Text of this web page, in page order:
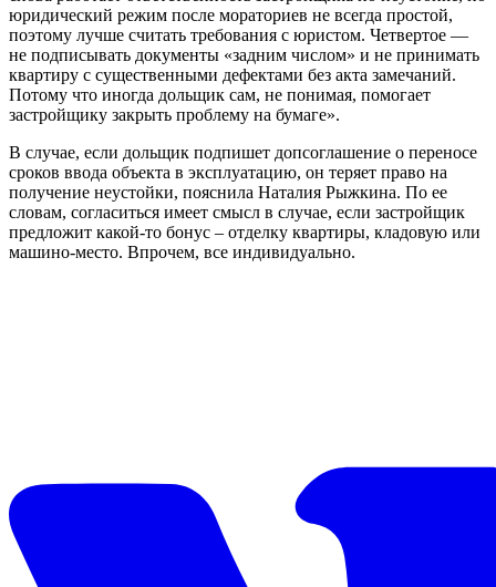
юридический режим после мораториев не всегда простой,
поэтому лучше считать требования с юристом. Четвертое —
не подписывать документы «задним числом» и не принимать
квартиру с существенными дефектами без акта замечаний.
Потому что иногда дольщик сам, не понимая, помогает
застройщику закрыть проблему на бумаге».
В случае, если дольщик подпишет допсоглашение о переносе
сроков ввода объекта в эксплуатацию, он теряет право на
получение неустойки, пояснила Наталия Рыжкина. По ее
словам, согласиться имеет смысл в случае, если застройщик
предложит какой-то бонус – отделку квартиры, кладовую или
машино-место. Впрочем, все индивидуально.